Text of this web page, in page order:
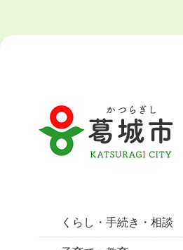
くらし・手続き・相談